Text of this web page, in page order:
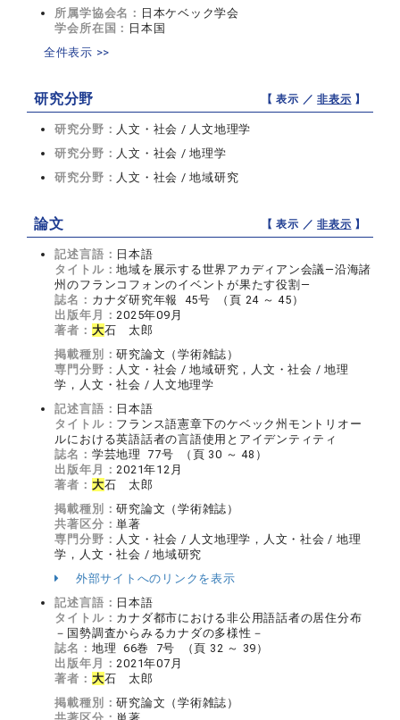
所属学協会名： 日本ケベック学会
学会所在国： 日本国
全件表示 >>
研究分野 【 表示 ／非表示 】
研究分野： 人文・社会 / 人文地理学
研究分野： 人文・社会 / 地理学
研究分野： 人文・社会 / 地域研究
論文 【 表示 ／非表示 】
記述言語： 日本語
タイトル：地域を展示する世界アカディアン会議―沿海諸
州のフランコフォンのイベントが果たす役割―
誌名： カナダ研究年報 45号 （頁 24 ～ 45）
出版年月：2025年09月
著者： 大石 太郎
掲載種別：研究論文（学術雑誌）
専門分野： 人文・社会 / 地域研究，人文・社会 / 地理
学，人文・社会 / 人文地理学
記述言語： 日本語
タイトル： フランス語憲章下のケベック州モントリオー
ルにおける英語話者の言語使用とアイデンティティ
誌名： 学芸地理 77号 （頁 30 ～ 48）
出版年月：2021年12月
著者： 大石 太郎
掲載種別：研究論文（学術雑誌）
共著区分：単著
専門分野： 人文・社会 / 人文地理学，人文・社会 / 地理
学，人文・社会 / 地域研究
外部サイトへのリンクを表示
記述言語： 日本語
タイトル： カナダ都市における非公用語話者の居住分布
－国勢調査からみるカナダの多様性－
誌名： 地理 66巻 7号 （頁 32 ～ 39）
出版年月：2021年07月
著者： 大石 太郎
掲載種別：研究論文（学術雑誌）